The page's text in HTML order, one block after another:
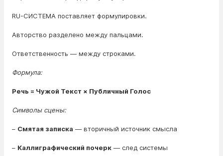
RU-СИСТЕМА поставляет формулировки.
Авторство разделено между пальцами.
Ответственность — между строками.
Формула:
Речь = Чужой Текст × Публичный Голос
Символы сцены:
– Смятая записка — вторичный источник смысла
– Каллиграфический почерк — след системы